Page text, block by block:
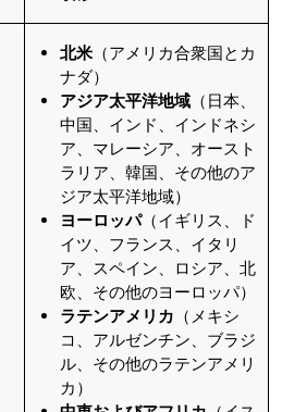
北米 （アメリカ合衆国とカ
ナダ）
アジア太平洋地域 （日本、
中国、インド、インドネシ
ア、マレーシア、オースト
ラリア、韓国、その他のア
ジア太平洋地域）
ヨーロッパ（イギリス、ド
イツ、フランス、イタリ
ア、スペイン、ロシア、北
欧、その他のヨーロッパ）
ラテンアメリカ （メキシ
コ、アルゼンチン、ブラジ
ル、その他のラテンアメリ
カ）